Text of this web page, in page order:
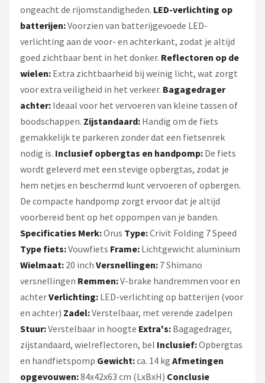
ongeacht de rijomstandigheden. LED-verlichting op
batterijen:Voorzien van batterijgevoede LED-
verlichting aan de voor- en achterkant, zodat je altijd
goed zichtbaar bent in het donker. Reflectoren op de
wielen: Extra zichtbaarheid bij weinig licht, wat zorgt
voor extra veiligheid in het verkeer. Bagagedrager
achter: Ideaal voor het vervoeren van kleine tassen of
boodschappen. Zijstandaard: Handig om de fiets
gemakkelijk te parkeren zonder dat een fietsenrek
nodig is. Inclusief opbergtas en handpomp: De fiets
wordt geleverd met een stevige opbergtas, zodat je
hem netjes en beschermd kunt vervoeren of opbergen.
De compacte handpomp zorgt ervoor dat je altijd
voorbereid bent op het oppompen van je banden.
Specificaties Merk:Orus Type:Crivit Folding 7 Speed
Type fiets:Vouwfiets Frame: Lichtgewicht aluminium
Wielmaat: 20 inch Versnellingen: 7 Shimano
versnellingen Remmen:V-brake handremmen voor en
achterVerlichting: LED-verlichting op batterijen (voor
en achter) Zadel:Verstelbaar, met verende zadelpen
Stuur:Verstelbaar in hoogte Extra's: Bagagedrager,
zijstandaard, wielreflectoren, bel Inclusief:Opbergtas
en handfietspomp Gewicht:ca. 14 kg Afmetingen
opgevouwen:84x42x63 cm (LxBxH) Conclusie